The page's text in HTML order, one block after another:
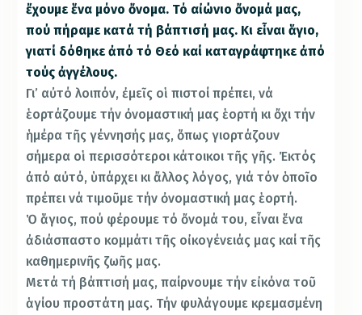
ἔχουμε ἕνα μόνο ὄνομα. Τό αἰώνιο ὄνομά μας,
πού πήραμε κατά τή βάπτισή μας. Κι εἶναι ἅγιο,
γιατί δόθηκε ἀπό τό Θεό καί καταγράφτηκε ἀπό
τούς ἀγγέλους.
Γι’ αὐτό λοιπόν, ἐμεῖς οἱ πιστοί πρέπει, νά
ἑορτάζουμε τήν ὀνομαστική μας ἑορτή κι ὄχι τήν
ἡμέρα τῆς γέννησής μας, ὅπως γιορτάζουν
σήμερα οἱ περισσότεροι κάτοικοι τῆς γῆς. Ἐκτός
ἀπό αὐτό, ὑπάρχει κι ἄλλος λόγος, γιά τόν ὁποῖο
πρέπει νά τιμοῦμε τήν ὀνομαστική μας ἑορτή.
Ὁ ἅγιος, πού φέρουμε τό ὄνομά του, εἶναι ἕνα
ἀδιάσπαστο κομμάτι τῆς οἰκογένειάς μας καί τῆς
καθημερινῆς ζωῆς μας.
Μετά τή βάπτισή μας, παίρνουμε τήν εἰκόνα τοῦ
ἁγίου προστάτη μας. Τήν φυλάγουμε κρεμασμένη